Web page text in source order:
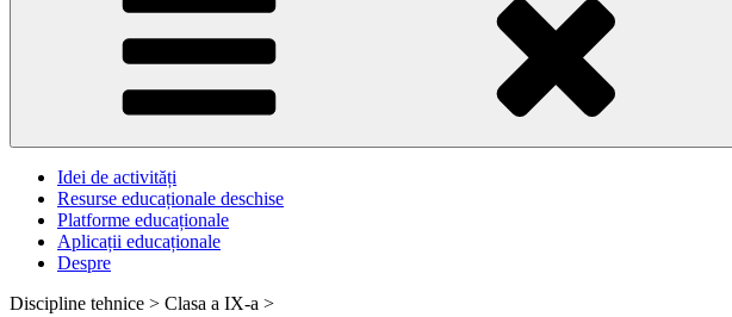
Idei de activități
Resurse educaționale deschise
Platforme educaționale
Aplicații educaționale
Despre
Discipline tehnice > Clasa a IX-a >